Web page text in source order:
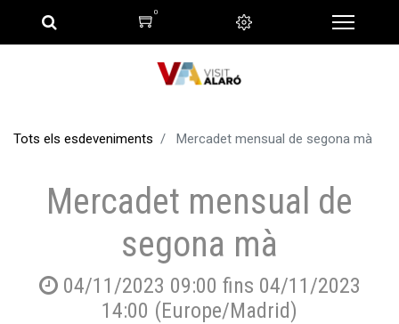
0
Tots els esdeveniments Mercadet mensual de segona mà
Mercadet mensual de
segona mà
04/11/2023 09:00 fins 04/11/2023
14:00 (Europe/Madrid)